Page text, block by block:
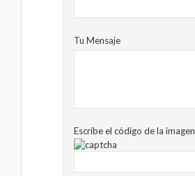
Tu Mensaje
Escribe el código de la imagen